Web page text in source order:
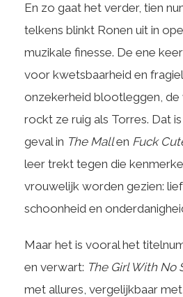
En zo gaat het verder, tien
telkens blinkt Ronen uit in
muzikale finesse. De ene
voor kwetsbaarheid en
onzekerheid blootleggen,
rockt ze ruig als Torres. Dat
geval in The Mallen Fuck
leer trekt tegen die
vrouwelijk worden gezien:
schoonheid en
Maar het is vooral het
en verwart: The Girl With No
met allures, vergelijkbaar